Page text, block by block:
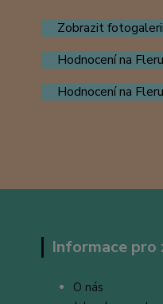
Zobrazit
Hodnocení na
Hodnocení na
Informace pro
O nás